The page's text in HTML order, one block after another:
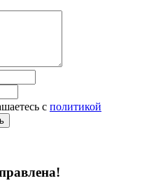
с политикой